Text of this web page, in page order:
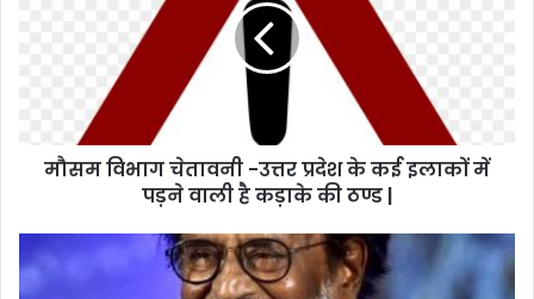
मौसम विभाग चेतावनी -उत्तर प्रदेश के कई इलाकों में
पड़ने वाली है कड़ाके की ठण्ड |